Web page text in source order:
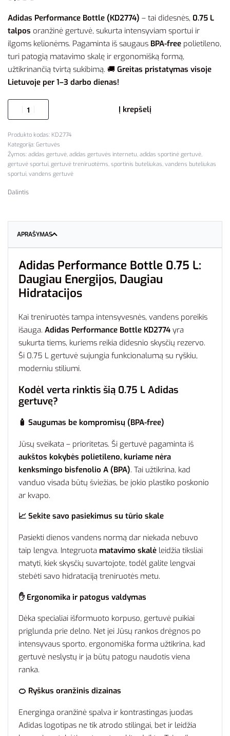
Adidas Performance Bottle (KD2774) – tai didesnės, 0.75 L
talpos oranžinė gertuvė, sukurta intensyviam sportui ir
ilgoms kelionėms. Pagaminta iš saugaus BPA-free polietileno,
turi patogią matavimo skalę ir ergonomišką formą,
užtikrinančią tvirtą sukibimą. 🚚 Greitas pristatymas visoje
Lietuvoje per 1–3 darbo dienas!
Į krepšelį
KD2774
Kategorija: Gertuvės
Žymos: adidas gertuvė, adidas gertuvės internetu, adidas sportinė gertuvė,
gertuvė sportui, gertuvė treniruotėms, sportinis buteliukas, vandens buteliukas
sportui, vandens gertuvė
Dalintis
APRAŠYMAS
Adidas Performance Bottle 0.75 L:
Daugiau Energijos, Daugiau
Hidratacijos
Kai treniruotės tampa intensyvesnės, vandens poreikis
išauga. Adidas Performance Bottle KD2774 yra
sukurta tiems, kuriems reikia didesnio skysčių rezervo.
Ši 0.75 L gertuvė sujungia funkcionalumą su ryškiu,
moderniu stiliumi.
Kodėl verta rinktis šią 0.75 L Adidas
gertuvę?
🧴 Saugumas be kompromisų (BPA-free)
Jūsų sveikata – prioritetas. Ši gertuvė pagaminta iš
aukštos kokybės polietileno, kuriame nėra
kenksmingo bisfenolio A (BPA). Tai užtikrina, kad
vanduo visada būtų šviežias, be jokio plastiko poskonio
ar kvapo.
📈 Sekite savo pasiekimus su tūrio skale
Pasiekti dienos vandens normą dar niekada nebuvo
taip lengva. Integruota matavimo skalė leidžia tiksliai
matyti, kiek skysčių suvartojote, todėl galite lengvai
stebėti savo hidrataciją treniruotės metu.
✋ Ergonomika ir patogus valdymas
Dėka specialiai išformuoto korpuso, gertuvė puikiai
priglunda prie delno. Net jei Jūsų rankos drėgnos po
intensyvaus sporto, ergonomiška forma užtikrina, kad
gertuvė neslystų ir ja būtų patogu naudotis viena
ranka.
🍊 Ryškus oranžinis dizainas
Energinga oranžinė spalva ir kontrastingas juodas
Adidas logotipas ne tik atrodo stilingai, bet ir leidžia